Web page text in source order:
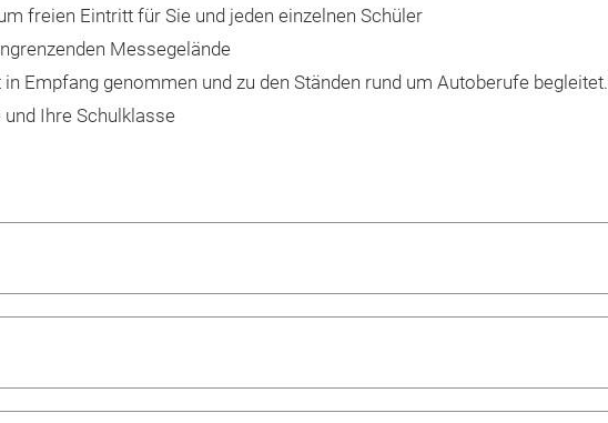
freien Eintritt für Sie und jeden einzelnen Schüler
Messegelände
Empfang genommen und zu den Ständen rund um Autoberufe begleitet.
Ihre Schulklasse